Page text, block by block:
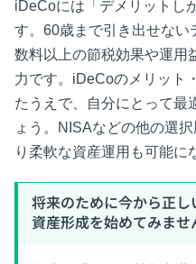
iDeCoには「デメリットし
す。60歳まで引き出せな
数料以上の節税効果や運用
力です。iDeCoのメリット
たうえで、自分にとって最
ょう。NISAなどの他の選
り柔軟な資産運用も可能に
将来のために今から正し
資産形成を始めてみませ